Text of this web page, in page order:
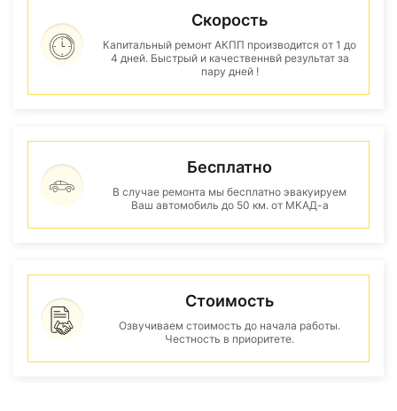
Скорость
Капитальный ремонт АКПП производится от 1 до
4 дней. Быстрый и качественнвй результат за
пару дней !
Бесплатно
В случае ремонта мы бесплатно эвакуируем
Ваш автомобиль до 50 км. от МКАД-а
Стоимость
Озвучиваем стоимость до начала работы.
Честность в приоритете.